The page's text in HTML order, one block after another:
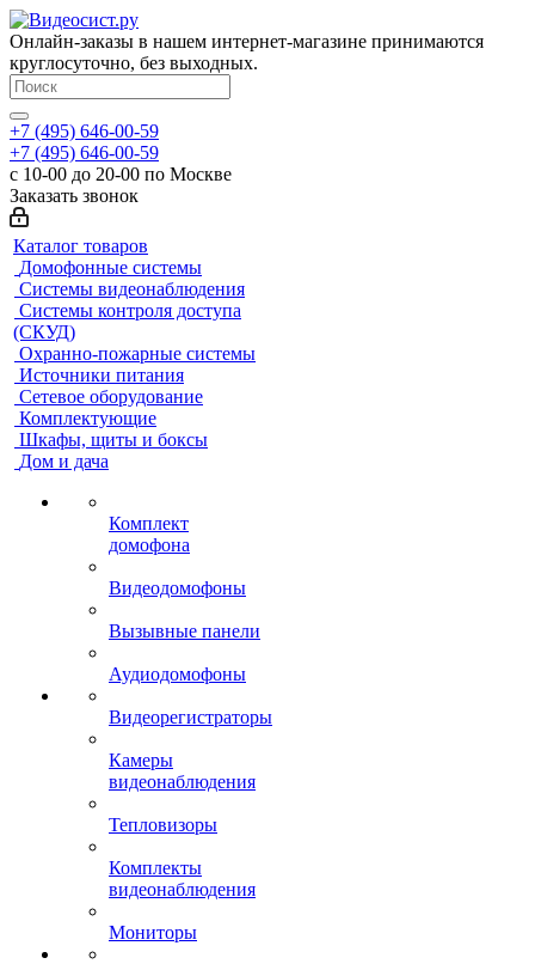
Онлайн-заказы в нашем интернет-магазине принимаются
круглосуточно, без выходных.
+7 (495) 646-00-59
+7 (495) 646-00-59
с 10-00 до 20-00 по Москве
Заказать звонок
Каталог товаров
Домофонные системы
Системы видеонаблюдения
Системы контроля доступа
(СКУД)
Охранно-пожарные системы
Источники питания
Сетевое оборудование
Комплектующие
Шкафы, щиты и боксы
Дом и дача
Комплект
домофона
Видеодомофоны
Вызывные панели
Аудиодомофоны
Видеорегистраторы
Камеры
видеонаблюдения
Тепловизоры
Комплекты
видеонаблюдения
Мониторы